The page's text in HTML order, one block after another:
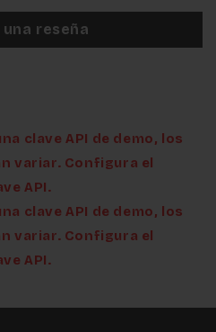
reseña
clave API de demo, los
variar. Configura el
API.
clave API de demo, los
variar. Configura el
API.